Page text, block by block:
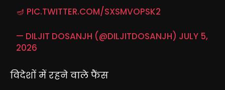
🪔 PIC.TWITTER.COM/SXSMVOPSK2
— DILJIT DOSANJH (@DILJITDOSANJH) JULY 5,
2026
विदेशों में रहने वाले फैंस